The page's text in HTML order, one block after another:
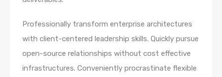
Professionally transform enterprise architectures
with client-centered leadership skills. Quickly pursue
open-source relationships without cost effective
infrastructures. Conveniently procrastinate flexible